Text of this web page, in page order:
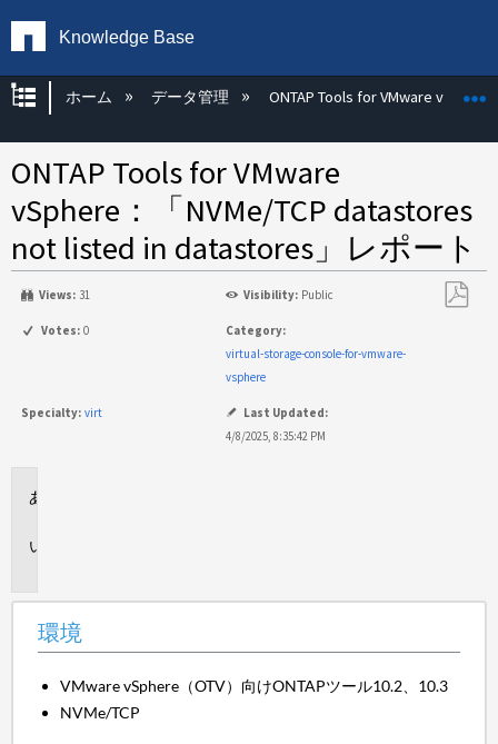
Knowledge Base
グローバル階層を展開/折りたたむ
ホーム データ管理 ONTAP Tools for VMware vSphere
ONTAP Tools for VMware
vSphere：「NVMe/TCP datastores
not listed in datastores」レポート
Views: 31 Visibility: Public
Votes: 0
Category:
virtual-storage-console-for-vmware-
vsphere
Specialty: virt
Last Updated:
4/8/2025, 8:35:42 PM
環境
VMware vSphere（OTV）向けONTAPツール10.2、10.3
NVMe/TCP